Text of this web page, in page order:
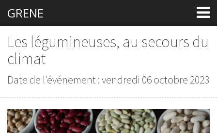
GRENE
Les légumineuses, au secours du
climat
Date de l'événement : vendredi 06 octobre 2023